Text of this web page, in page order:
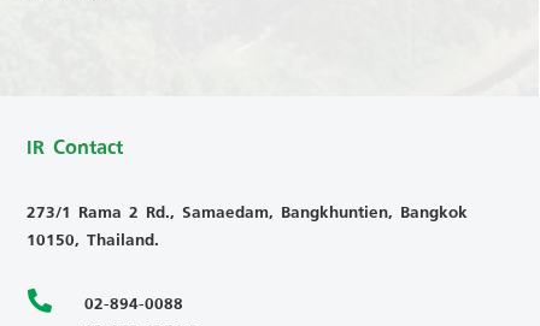
IR Contact
273/1 Rama 2 Rd., Samaedam, Bangkhuntien, Bangkok
10150, Thailand.

02-894-0088